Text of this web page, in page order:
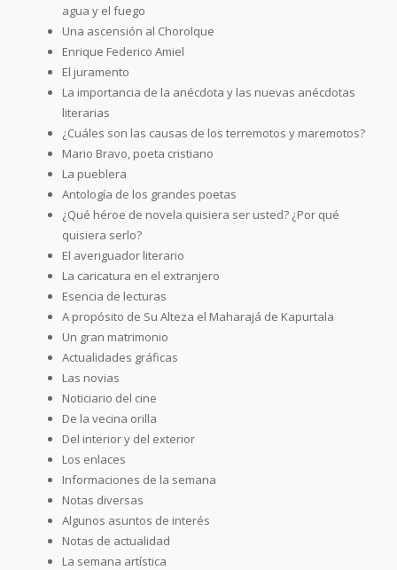
agua y el fuego
Una ascensión al Chorolque
Enrique Federico Amiel
El juramento
La importancia de la anécdota y las nuevas anécdotas
literarias
¿Cuáles son las causas de los terremotos y maremotos?
Mario Bravo, poeta cristiano
La pueblera
Antología de los grandes poetas
¿Qué héroe de novela quisiera ser usted? ¿Por qué
quisiera serlo?
El averiguador literario
La caricatura en el extranjero
Esencia de lecturas
A propósito de Su Alteza el Maharajá de Kapurtala
Un gran matrimonio
Actualidades gráficas
Las novias
Noticiario del cine
De la vecina orilla
Del interior y del exterior
Los enlaces
Informaciones de la semana
Notas diversas
Algunos asuntos de interés
Notas de actualidad
La semana artística